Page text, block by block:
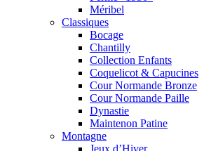
Méribel
Classiques
Bocage
Chantilly
Collection Enfants
Coquelicot & Capucines
Cour Normande Bronze
Cour Normande Paille
Dynastie
Maintenon Patine
Montagne
Jeux d’Hiver